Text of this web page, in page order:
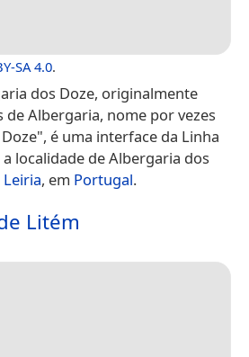
SA 4.0.
dos Doze, originalmente
de Albergaria, nome por vezes
é uma interface da Linha
localidade de Albergaria dos
, em Portugal.
Litém